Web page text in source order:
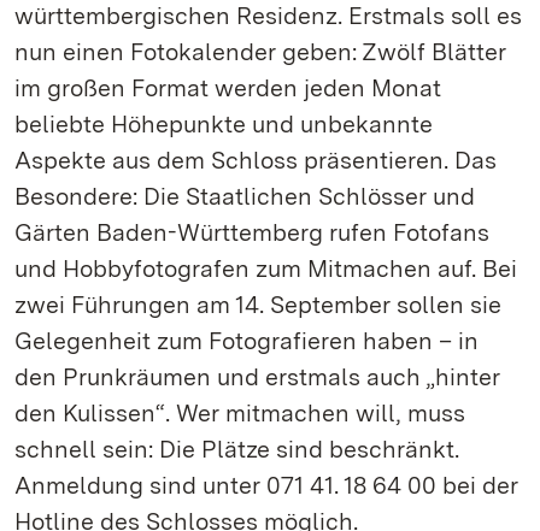
württembergischen Residenz. Erstmals soll es
nun einen Fotokalender geben: Zwölf Blätter
im großen Format werden jeden Monat
beliebte Höhepunkte und unbekannte
Aspekte aus dem Schloss präsentieren. Das
Besondere: Die Staatlichen Schlösser und
Gärten Baden-Württemberg rufen Fotofans
und Hobbyfotografen zum Mitmachen auf. Bei
zwei Führungen am 14. September sollen sie
Gelegenheit zum Fotografieren haben – in
den Prunkräumen und erstmals auch „hinter
den Kulissen“. Wer mitmachen will, muss
schnell sein: Die Plätze sind beschränkt.
Anmeldung sind unter 071 41. 18 64 00 bei der
Hotline des Schlosses möglich.